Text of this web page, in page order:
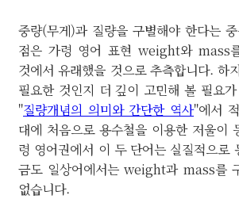
중량(무게)과 질량을 구별해야 한다는
점은 가령 영어 표현 weight와 mass
것에서 유래했을 것으로 추측합니다. 하
필요한 것인지 더 깊이 고민해 볼 필요
"질량개념의 의미와 간단한 역사"에서
대에 처음으로 용수철을 이용한 저울이
령 영어권에서 이 두 단어는 실질적으로
금도 일상어에서는 weight과 mass를
없습니다.